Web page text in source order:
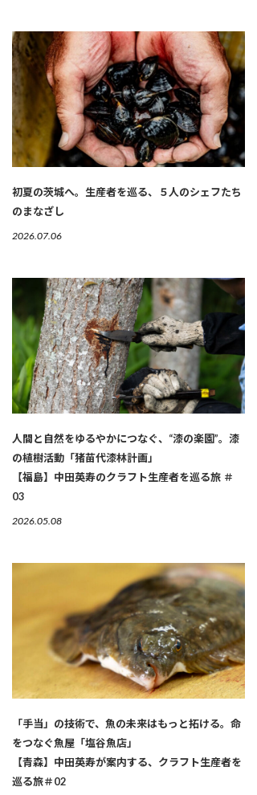
初夏の茨城へ。生産者を巡る、５人のシェフたち
のまなざし
2026.07.06
人間と自然をゆるやかにつなぐ、“漆の楽園”。漆
の植樹活動「猪苗代漆林計画」
【福島】中田英寿のクラフト生産者を巡る旅 ＃
03
2026.05.08
「手当」の技術で、魚の未来はもっと拓ける。命
をつなぐ魚屋「塩谷魚店」
【青森】中田英寿が案内する、クラフト生産者を
巡る旅＃02